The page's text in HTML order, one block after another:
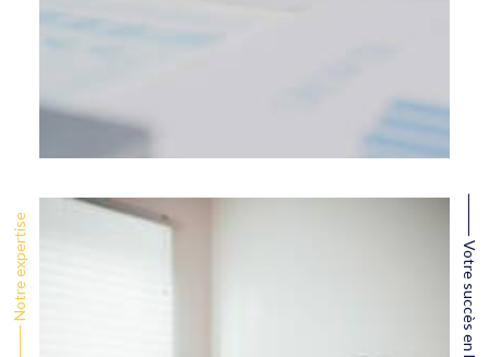
⸻ Notre expertise ⸻ Votre succès en ligne